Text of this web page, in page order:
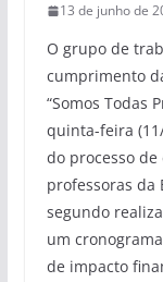
13 de junho de
O grupo de
cumprimento
“Somos Todas
quinta-feira
do processo
professoras da
segundo
um
de impacto